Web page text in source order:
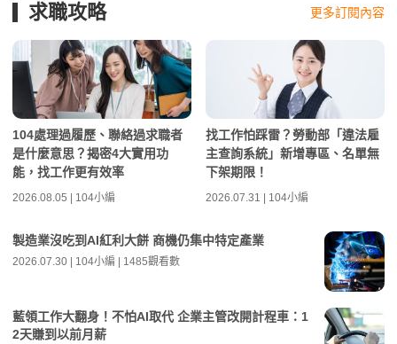
求職攻略 更多訂閱內容
104處理過履歷、聯絡過求職者
是什麼意思？揭密4大實用功
能，找工作更有效率
2026.08.05 | 104小編
找工作怕踩雷？勞動部「違法雇
主查詢系統」新增專區、名單無
下架期限！
2026.07.31 | 104小編
製造業沒吃到AI紅利大餅 商機仍集中特定產業
2026.07.30 | 104小編 | 1485觀看數
藍領工作大翻身！不怕AI取代 企業主管改開計程車：1
2天賺到以前月薪